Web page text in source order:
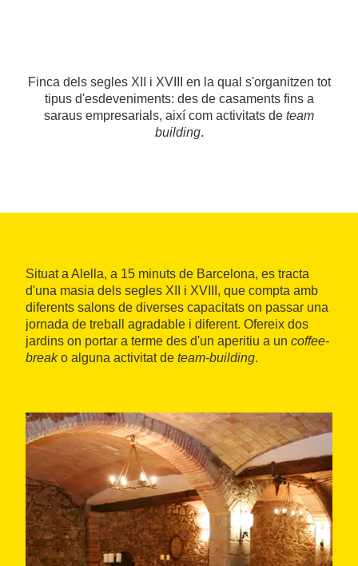
Finca dels segles XII i XVIII en la qual s'organitzen tot
tipus d'esdeveniments: des de casaments fins a
saraus empresarials, així com activitats de team
building.
Situat a Alella, a 15 minuts de Barcelona, es tracta
d'una masia dels segles XII i XVIII, que compta amb
diferents salons de diverses capacitats on passar una
jornada de treball agradable i diferent. Ofereix dos
jardins on portar a terme des d'un aperitiu a un coffee-
breako alguna activitat de team-building.